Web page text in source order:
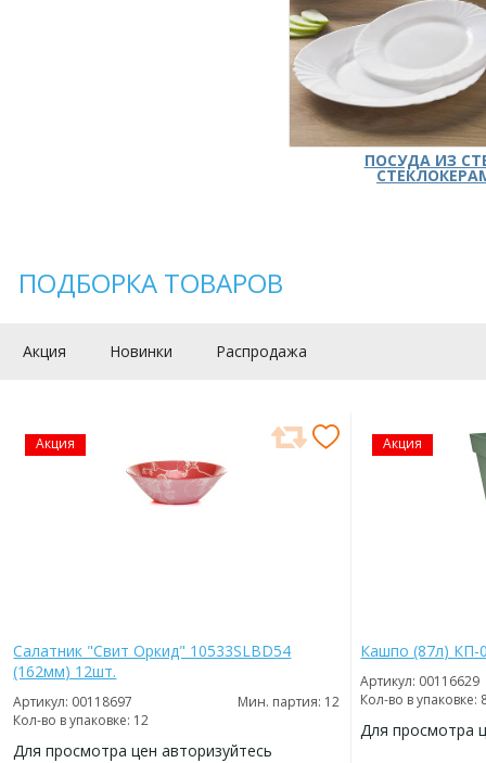
ПОСУДА ИЗ
ПОДБОРКА ТОВАРОВ
Акция Новинки Распродажа
Акция
Салатник "Свит Оркид" 10533SLBD54
(162мм) 12шт.
Артикул: 00118697
Мин. партия: 12
Кол-во в упаковке: 12
Для просмотра цен авторизуйтесь
Акция
Кашпо (87л) КП-
Артикул: 00116629
Кол-во в упаковке:
Для просмотра